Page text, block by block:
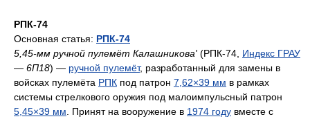
РПК-74
Основная статья: РПК-74
5,45-мм ручной пулемёт Калашникова' (РПК-74, Индекс ГРАУ
— 6П18) — ручной пулемёт, разработанный для замены в
войсках пулемёта РПК под патрон 7,62×39 мм в рамках
системы стрелкового оружия под малоимпульсный патрон
5,45×39 мм . Принят на вооружение в 1974 году вместе с